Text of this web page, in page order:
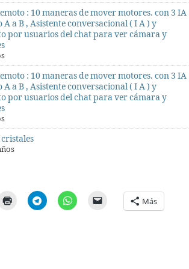
: 10 maneras de mover motores. con 3 IA
a B , Asistente conversacional ( I A ) y
por usuarios del chat para ver cámara y
: 10 maneras de mover motores. con 3 IA
a B , Asistente conversacional ( I A ) y
por usuarios del chat para ver cámara y
Más